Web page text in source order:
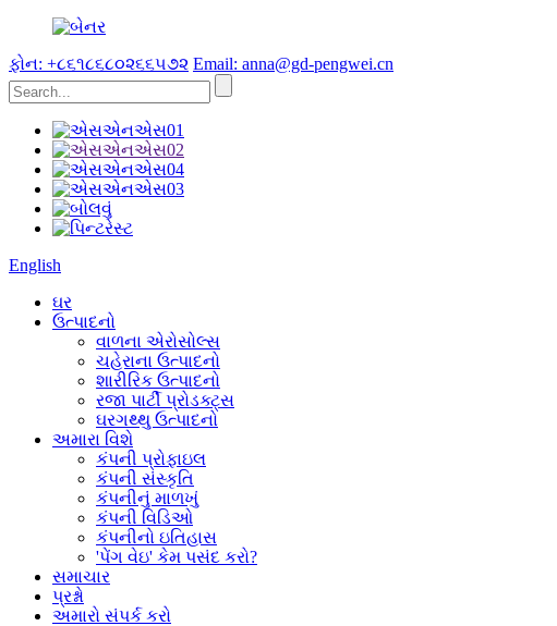
ફોન: +૮૬૧૮૬૮૦૨૬૬૫૭૨ Email: anna@gd-pengwei.cn
English
ઘર
ઉત્પાદનો
વાળના એરોસોલ્સ
ચહેરાના ઉત્પાદનો
શારીરિક ઉત્પાદનો
રજા પાર્ટી પ્રોડક્ટ્સ
ઘરગથ્થુ ઉત્પાદનો
અમારા વિશે
કંપની પ્રોફાઇલ
કંપની સંસ્કૃતિ
કંપનીનું માળખું
કંપની વિડિઓ
કંપનીનો ઇતિહાસ
'પેંગ વેઇ' કેમ પસંદ કરો?
સમાચાર
પ્રશ્નો
અમારો સંપર્ક કરો